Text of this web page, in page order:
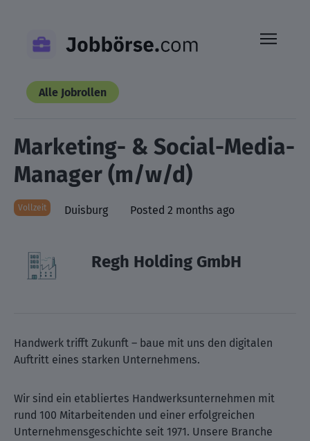
content
Alle Jobrollen
Marketing- & Social-Media-
Manager (m/w/d)
Vollzeit Duisburg Posted 2 months ago
Regh Holding GmbH
Handwerk trifft Zukunft – baue mit uns den digitalen
Auftritt eines starken Unternehmens.
Wir sind ein etabliertes Handwerksunternehmen mit
rund 100 Mitarbeitenden und einer erfolgreichen
Unternehmensgeschichte seit 1971. Unsere Branche